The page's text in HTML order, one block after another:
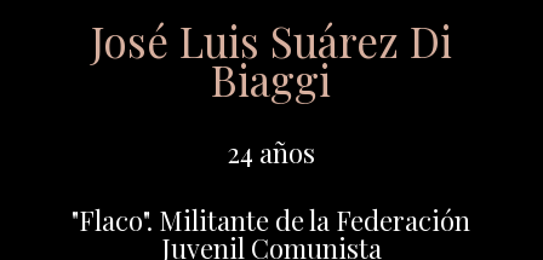
José Luis Suárez Di
Biaggi
24 años
"Flaco". Militante de la Federación
Juvenil Comunista